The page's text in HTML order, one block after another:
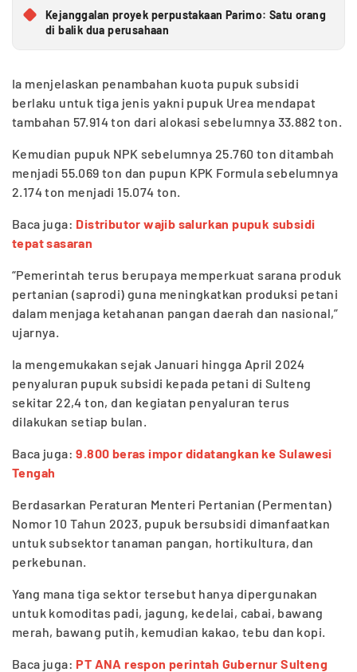
Kejanggalan proyek perpustakaan Parimo: Satu orang
di balik dua perusahaan
Ia menjelaskan penambahan kuota pupuk subsidi
berlaku untuk tiga jenis yakni pupuk Urea mendapat
tambahan 57.914 ton dari alokasi sebelumnya 33.882 ton.
Kemudian pupuk NPK sebelumnya 25.760 ton ditambah
menjadi 55.069 ton dan pupun KPK Formula sebelumnya
2.174 ton menjadi 15.074 ton.
Baca juga: Distributor wajib salurkan pupuk subsidi
tepat sasaran
“Pemerintah terus berupaya memperkuat sarana produk
pertanian (saprodi) guna meningkatkan produksi petani
dalam menjaga ketahanan pangan daerah dan nasional,”
ujarnya.
Ia mengemukakan sejak Januari hingga April 2024
penyaluran pupuk subsidi kepada petani di Sulteng
sekitar 22,4 ton, dan kegiatan penyaluran terus
dilakukan setiap bulan.
Baca juga:9.800 beras impor didatangkan ke Sulawesi
Tengah
Berdasarkan Peraturan Menteri Pertanian (Permentan)
Nomor 10 Tahun 2023, pupuk bersubsidi dimanfaatkan
untuk subsektor tanaman pangan, hortikultura, dan
perkebunan.
Yang mana tiga sektor tersebut hanya dipergunakan
untuk komoditas padi, jagung, kedelai, cabai, bawang
merah, bawang putih, kemudian kakao, tebu dan kopi.
Baca juga: PT ANA respon perintah Gubernur Sulteng